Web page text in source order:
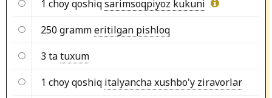
1 choy qoshiqsarimsoqpiyoz kukuni
250 grammeritilgan pishloq
3 tatuxum
1 choy qoshiq italyancha xushbo'y ziravorlar